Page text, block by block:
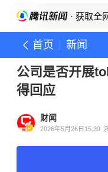
· 获取全
首页 新闻
公司是否开展
得回应
财闻
2026年5月26日15:39